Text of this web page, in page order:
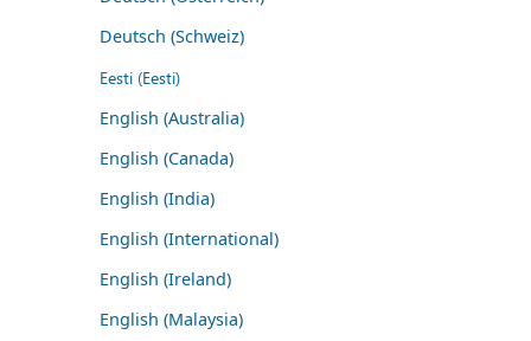
Deutsch (Schweiz)
Eesti (Eesti)
English (Australia)
English (Canada)
English (India)
English (International)
English (Ireland)
English (Malaysia)